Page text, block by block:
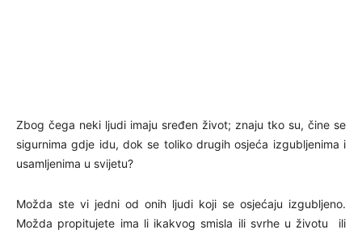
Zbog čega neki ljudi imaju sređen život; znaju tko su, čine se
sigurnima gdje idu, dok se toliko drugih osjeća izgubljenima i
usamljenima u svijetu?
Možda ste vi jedni od onih ljudi koji se osjećaju izgubljeno.
Možda propitujete ima li ikakvog smisla ili svrhe u životu ili